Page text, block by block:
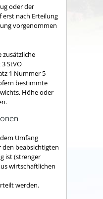
oder der
nach Erteilung
vorgenommen
zusätzliche
StVO
1 Nummer 5
bestimmte
Höhe oder
Umfang
beabsichtigten
ist (strenger
wirtschaftlichen
werden.